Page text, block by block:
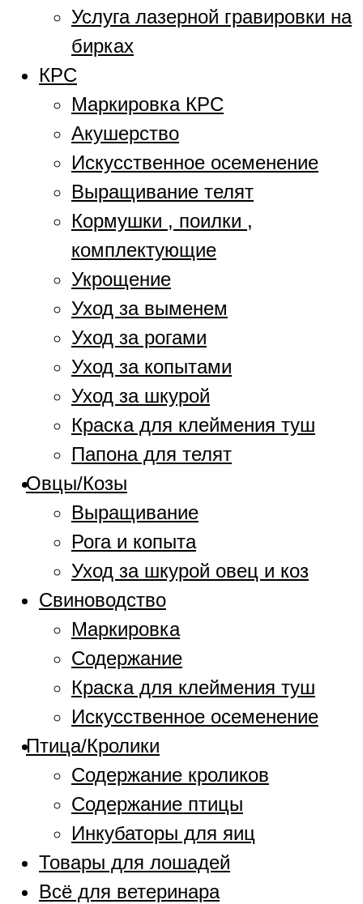
Услуга лазерной гравировки на
бирках
КРС
Маркировка КРС
Акушерство
Искусственное осеменение
Выращивание телят
Кормушки , поилки ,
комплектующие
Укрощение
Уход за выменем
Уход за рогами
Уход за копытами
Уход за шкурой
Краска для клеймения туш
Папона для телят
Овцы/Козы
Выращивание
Рога и копыта
Уход за шкурой овец и коз
Свиноводство
Маркировка
Содержание
Краска для клеймения туш
Искусственное осеменение
Птица/Кролики
Содержание кроликов
Содержание птицы
Инкубаторы для яиц
Товары для лошадей
Всё для ветеринара